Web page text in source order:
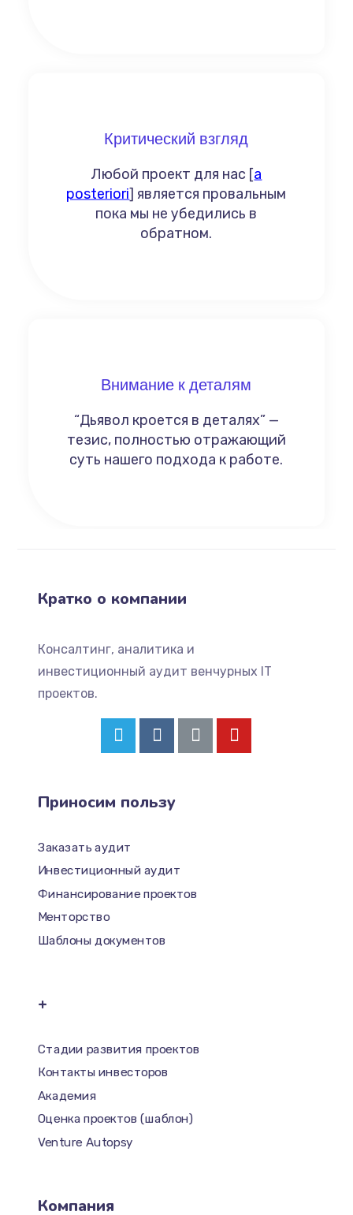
Критический взгляд
Любой проект для нас [a
posteriori] является провальным
пока мы не убедились в
обратном.
Внимание к деталям
“Дьявол кроется в деталях” —
тезис, полностью отражающий
суть нашего подхода к работе.
Кратко о компании
Консалтинг, аналитика и
инвестиционный аудит венчурных IT
проектов.
Приносим пользу
Заказать аудит
Инвестиционный аудит
Финансирование проектов
Менторство
Шаблоны документов
+
Стадии развития проектов
Контакты инвесторов
Академия
Оценка проектов (шаблон)
Venture Autopsy
Компания